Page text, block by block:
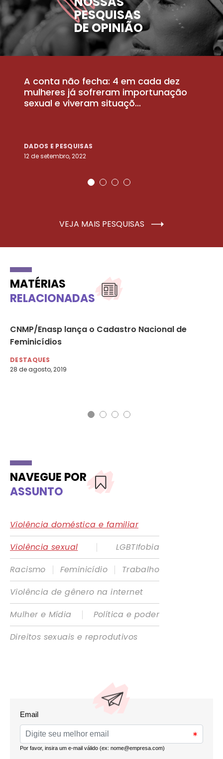
PESQUISAS
DE OPINIÃO
A conta não fecha: 4 em cada dez
mulheres já sofreram importunação
sexual e viveram situaçõ...
DADOS E PESQUISAS
12 de setembro, 2022
VEJA MAIS PESQUISAS
MATÉRIAS
RELACIONADAS
CNMP/Enasp lança o Cadastro Nacional de
Feminicídios
DESTAQUES
28 de agosto, 2019
NAVEGUE POR
ASSUNTO
Violência doméstica e familiar
Violência sexual
|
LGBTIfobia
Racismo
| Feminicídio |
Trabalho
Violência de gênero na internet
Mulher e Mídia
|
Política e poder
Direitos sexuais e reprodutivos